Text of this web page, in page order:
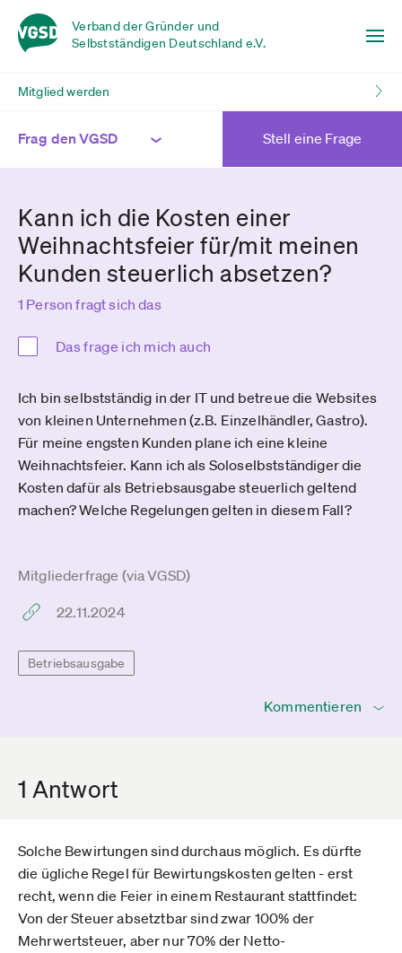
Verband der Gründer und
Selbstständigen Deutschland e.V.
Mitglied werden
Frag den VGSD Stell eine Frage
Kann ich die Kosten einer
Weihnachtsfeier für/mit meinen
Kunden steuerlich absetzen?
1 Person fragt sich das
Das frage ich mich auch
Ich bin selbstständig in der IT und betreue die Websites
von kleinen Unternehmen (z.B. Einzelhändler, Gastro).
Für meine engsten Kunden plane ich eine kleine
Weihnachtsfeier. Kann ich als Soloselbstständiger die
Kosten dafür als Betriebsausgabe steuerlich geltend
machen? Welche Regelungen gelten in diesem Fall?
Mitgliederfrage (via VGSD)
22.11.2024
Betriebsausgabe
Kommentieren
1 Antwort
Solche Bewirtungen sind durchaus möglich. Es dürfte
die ügliche Regel für Bewirtungskosten gelten - erst
recht, wenn die Feier in einem Restaurant stattfindet:
Von der Steuer absetztbar sind zwar 100% der
Mehrwertsteuer, aber nur 70% der Netto-